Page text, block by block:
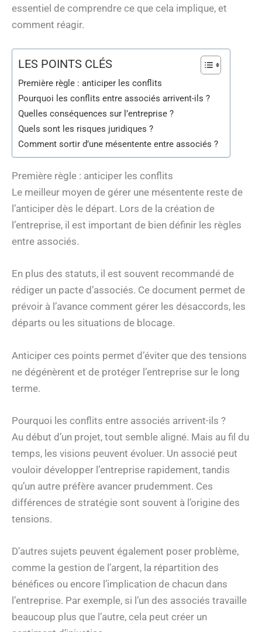
essentiel de comprendre ce que cela implique, et
comment réagir.
LES POINTS CLÉS
Première règle : anticiper les conflits
Pourquoi les conflits entre associés arrivent-ils ?
Quelles conséquences sur l’entreprise ?
Quels sont les risques juridiques ?
Comment sortir d’une mésentente entre associés ?
Première règle : anticiper les conflits
Le meilleur moyen de gérer une mésentente reste de
l’anticiper dès le départ. Lors de la création de
l’entreprise, il est important de bien définir les règles
entre associés.
En plus des statuts, il est souvent recommandé de
rédiger un pacte d’associés. Ce document permet de
prévoir à l’avance comment gérer les désaccords, les
départs ou les situations de blocage.
Anticiper ces points permet d’éviter que des tensions
ne dégénèrent et de protéger l’entreprise sur le long
terme.
Pourquoi les conflits entre associés arrivent-ils ?
Au début d’un projet, tout semble aligné. Mais au fil du
temps, les visions peuvent évoluer. Un associé peut
vouloir développer l’entreprise rapidement, tandis
qu’un autre préfère avancer prudemment. Ces
différences de stratégie sont souvent à l’origine des
tensions.
D’autres sujets peuvent également poser problème,
comme la gestion de l’argent, la répartition des
bénéfices ou encore l’implication de chacun dans
l’entreprise. Par exemple, si l’un des associés travaille
beaucoup plus que l’autre, cela peut créer un